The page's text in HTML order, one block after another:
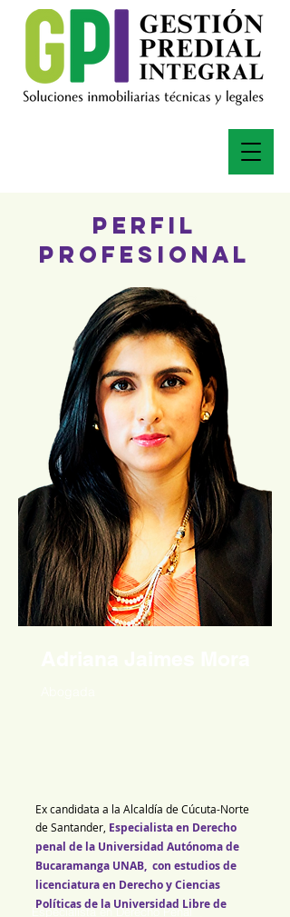
Perfil
Profesional
Especialista en Derecho Penal
Ex candidata a la Alcaldía de Cúcuta-Norte
de Santander, Especialista en Derecho
penal de la Universidad Autónoma de
Bucaramanga UNAB, con estudios de
licenciatura en Derecho y Ciencias
Políticas de la Universidad Libre de